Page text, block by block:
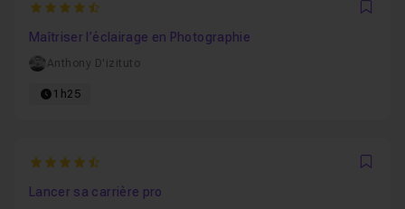
4.7857142857143
Maîtriser l’éclairage en Photographie
Anthony D'izituto
1h25
4.7558139534884
Lancer sa carrière pro